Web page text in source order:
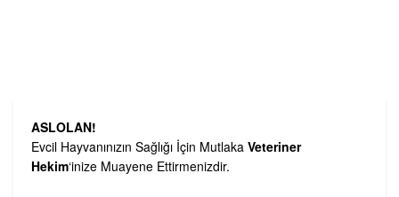
ASLOLAN!
Evcil Hayvanınızın Sağlığı İçin Mutlaka Veteriner
Hekim‘inize Muayene Ettirmenizdir.